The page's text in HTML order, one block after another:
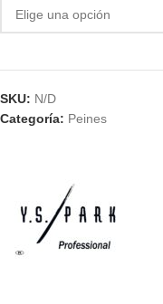
SKU: N/D
Categoría: Peines